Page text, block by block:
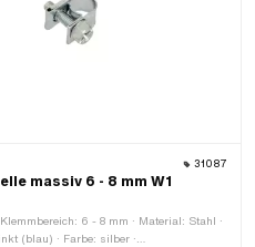
31087
massiv 6 - 8 mm W1
6 - 8 mm · Material: Stahl ·
(blau) · Farbe: silber ·